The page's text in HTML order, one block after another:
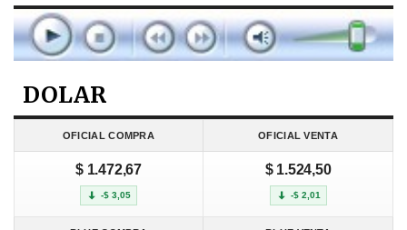
DOLAR
OFICIAL COMPRA OFICIAL VENTA
$ 1.472,67
-$ 3,05
$ 1.524,50
-$ 2,01